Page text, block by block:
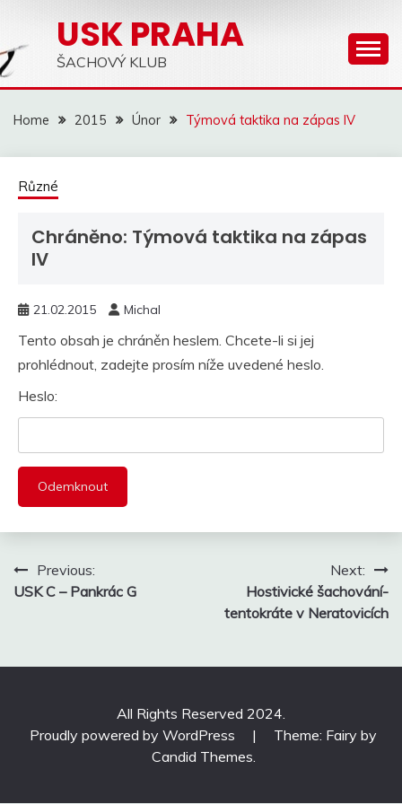
content
USK PRAHA
ŠACHOVÝ KLUB
Home 2015 Únor Týmová taktika na zápas IV
Různé
Chráněno: Týmová taktika na zápas
IV
21.02.2015 Michal
Tento obsah je chráněn heslem. Chcete-li si jej
prohlédnout, zadejte prosím níže uvedené heslo.
Heslo:
Navigace
příspěvek
Previous:
USK C – Pankrác G
Next:
Hostivické šachování-
tentokráte v Neratovicích
All Rights Reserved 2024.
Proudly powered by WordPress
|
Theme: Fairy by
Candid Themes.